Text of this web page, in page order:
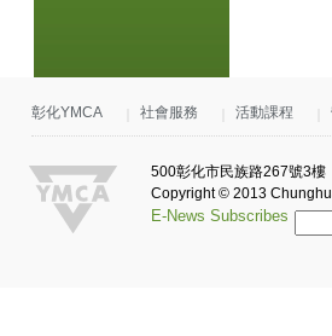
彰化YMCA 社會服務 活動課程
500彰化市民族路267號
Copyright © 2013
E-News Subscribes